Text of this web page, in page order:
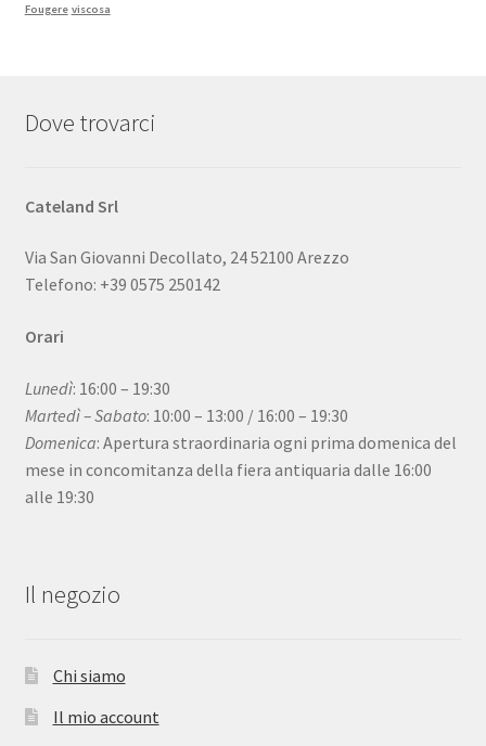
Fougere viscosa
Dove trovarci
Cateland Srl
Via San Giovanni Decollato, 24 52100 Arezzo
Telefono: +39 0575 250142
Orari
Lunedì: 16:00 – 19:30
Martedì – Sabato: 10:00 – 13:00 / 16:00 – 19:30
Domenica: Apertura straordinaria ogni prima domenica del
mese in concomitanza della fiera antiquaria dalle 16:00
alle 19:30
Il negozio
Chi siamo
Il mio account